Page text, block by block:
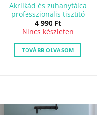
Akrilkád és zuhanytálca
professzionális tisztító
4 990 Ft
Nincs készleten
TOVÁBB OLVASOM